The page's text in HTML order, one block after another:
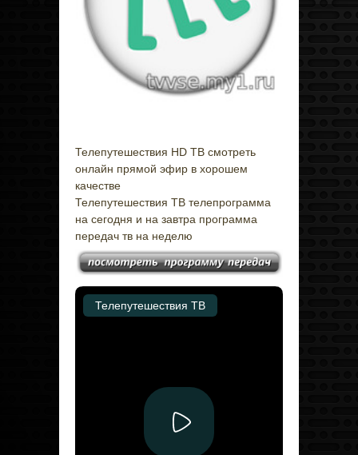
Телепутешествия HD ТВ смотреть
онлайн прямой эфир в хорошем
качестве
Телепутешествия ТВ телепрограмма
на сегодня и на завтра программа
передач тв на неделю